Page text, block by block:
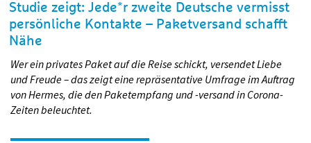
Studie zeigt: Jede*r zweite Deutsche vermisst
persönliche Kontakte – Paketversand schafft
Nähe
Wer ein privates Paket auf die Reise schickt, versendet Liebe
und Freude – das zeigt eine repräsentative Umfrage im Auftrag
von Hermes, die den Paketempfang und -versand in Corona-
Zeiten beleuchtet.